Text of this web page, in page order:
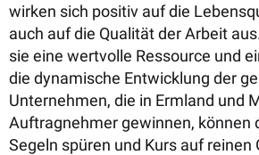
wirken sich positiv auf die
auch auf die Qualität der Arbeit
sie eine wertvolle Ressource und
die dynamische Entwicklung der
Unternehmen, die in Ermland und
Auftragnehmer gewinnen, können
Segeln spüren und Kurs auf reinen